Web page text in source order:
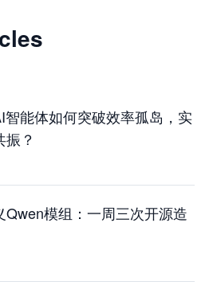
工作台
智能体如何突破效率孤岛，实
？
Qwen模组：一周三次开源造